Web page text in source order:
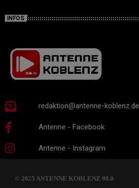
INFOS
redaktion@antenne-koblenz.de
Antenne - Facebook
Antenne - Instagram
© 2025 ANTENNE KOBLENZ 98.0